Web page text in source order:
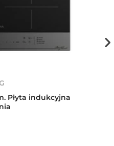
Płyta indukcyjna